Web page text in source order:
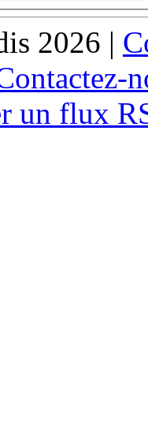
2026 |
un flux